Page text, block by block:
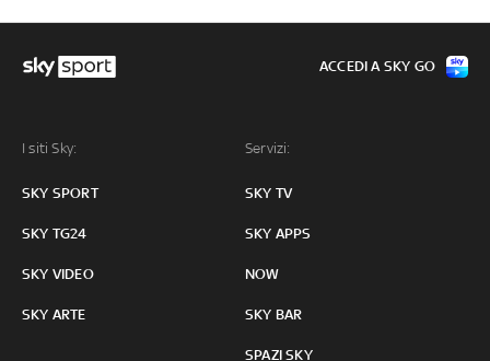
I siti Sky:
SKY SPORT
SKY TG24
SKY VIDEO
SKY ARTE
Servizi:
SKY TV
SKY APPS
NOW
SKY BAR
SPAZI SKY
ACCEDI A SKY GO